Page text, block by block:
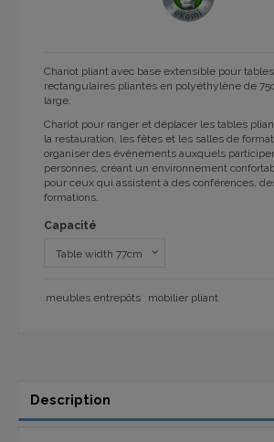
Chariot pliant avec base extensible pour
rectangulaires pliantes en polyéthylène de
large.
Chariot pour ranger et déplacer les tables
la restauration, les fêtes et les salles de
organiser des événements auxquels
personnes, créant un environnement
pour ceux qui assistent à des conférences,
formations.
Capacité
meubles entrepôts mobilier pliant
Description